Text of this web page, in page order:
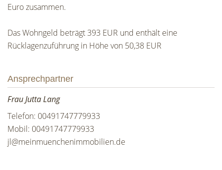
Euro zusammen.
Das Wohngeld beträgt 393 EUR und enthält eine
Rücklagenzuführung in Höhe von 50,38 EUR
Ansprechpartner
Frau Jutta Lang
Telefon: 00491747779933
Mobil: 00491747779933
jl@meinmuenchenimmobilien.de